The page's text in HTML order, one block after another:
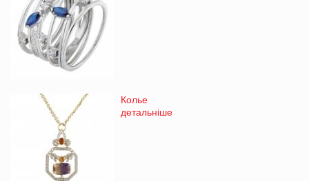
Колье
детальніше